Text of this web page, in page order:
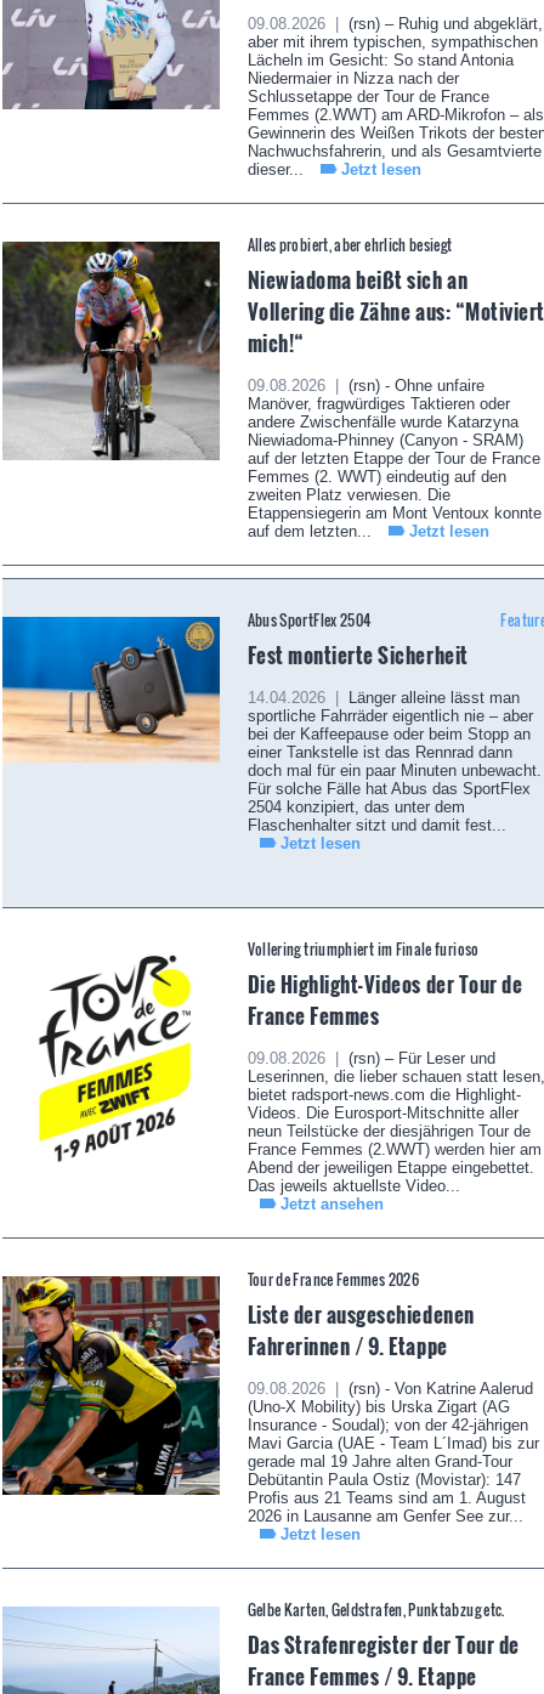
09.08.2026 |
(rsn) – Ruhig und abgeklärt,
aber mit ihrem typischen, sympathischen
Lächeln im Gesicht: So stand Antonia
Niedermaier in Nizza nach der
Schlussetappe der Tour de France
Femmes (2.WWT) am ARD-Mikrofon – als
Gewinnerin des Weißen Trikots der
Nachwuchsfahrerin, und als Gesamtvierte
dieser...
Jetzt lesen
Alles probiert, aber ehrlich besiegt
Niewiadoma beißt sich an
Vollering die Zähne aus: “Motiviert
mich!“
09.08.2026 |
(rsn) - Ohne unfaire
Manöver, fragwürdiges Taktieren oder
andere Zwischenfälle wurde Katarzyna
Niewiadoma-Phinney (Canyon - SRAM)
auf der letzten Etappe der Tour de France
Femmes (2. WWT) eindeutig auf den
zweiten Platz verwiesen. Die
Etappensiegerin am Mont Ventoux konnte
auf dem letzten...
Jetzt lesen
Abus SportFlex 2504
Fest montierte Sicherheit
14.04.2026 |
Länger alleine lässt man
sportliche Fahrräder eigentlich nie – aber
bei der Kaffeepause oder beim Stopp an
einer Tankstelle ist das Rennrad dann
doch mal für ein paar Minuten unbewacht.
Für solche Fälle hat Abus das SportFlex
2504 konzipiert, das unter dem
Flaschenhalter sitzt und damit fest...
Jetzt lesen
Vollering triumphiert im Finale furioso
Die Highlight-Videos der Tour de
France Femmes
09.08.2026 |
(rsn) – Für Leser und
Leserinnen, die lieber schauen statt lesen,
bietet radsport-news.com die Highlight-
Videos. Die Eurosport-Mitschnitte aller
neun Teilstücke der diesjährigen Tour de
France Femmes (2.WWT) werden hier am
Abend der jeweiligen Etappe eingebettet.
Das jeweils aktuellste Video...
Jetzt ansehen
Tour de France Femmes 2026
Liste der ausgeschiedenen
Fahrerinnen / 9. Etappe
09.08.2026 |
(rsn) - Von Katrine Aalerud
(Uno-X Mobility) bis Urska Zigart (AG
Insurance - Soudal); von der 42-jährigen
Mavi Garcia (UAE - Team L´Imad) bis zur
gerade mal 19 Jahre alten Grand-Tour
Debütantin Paula Ostiz (Movistar): 147
Profis aus 21 Teams sind am 1. August
2026 in Lausanne am Genfer See zur...
Jetzt lesen
Gelbe Karten, Geldstrafen, Punktabzug etc.
Das Strafenregister der Tour de
France Femmes / 9. Etappe